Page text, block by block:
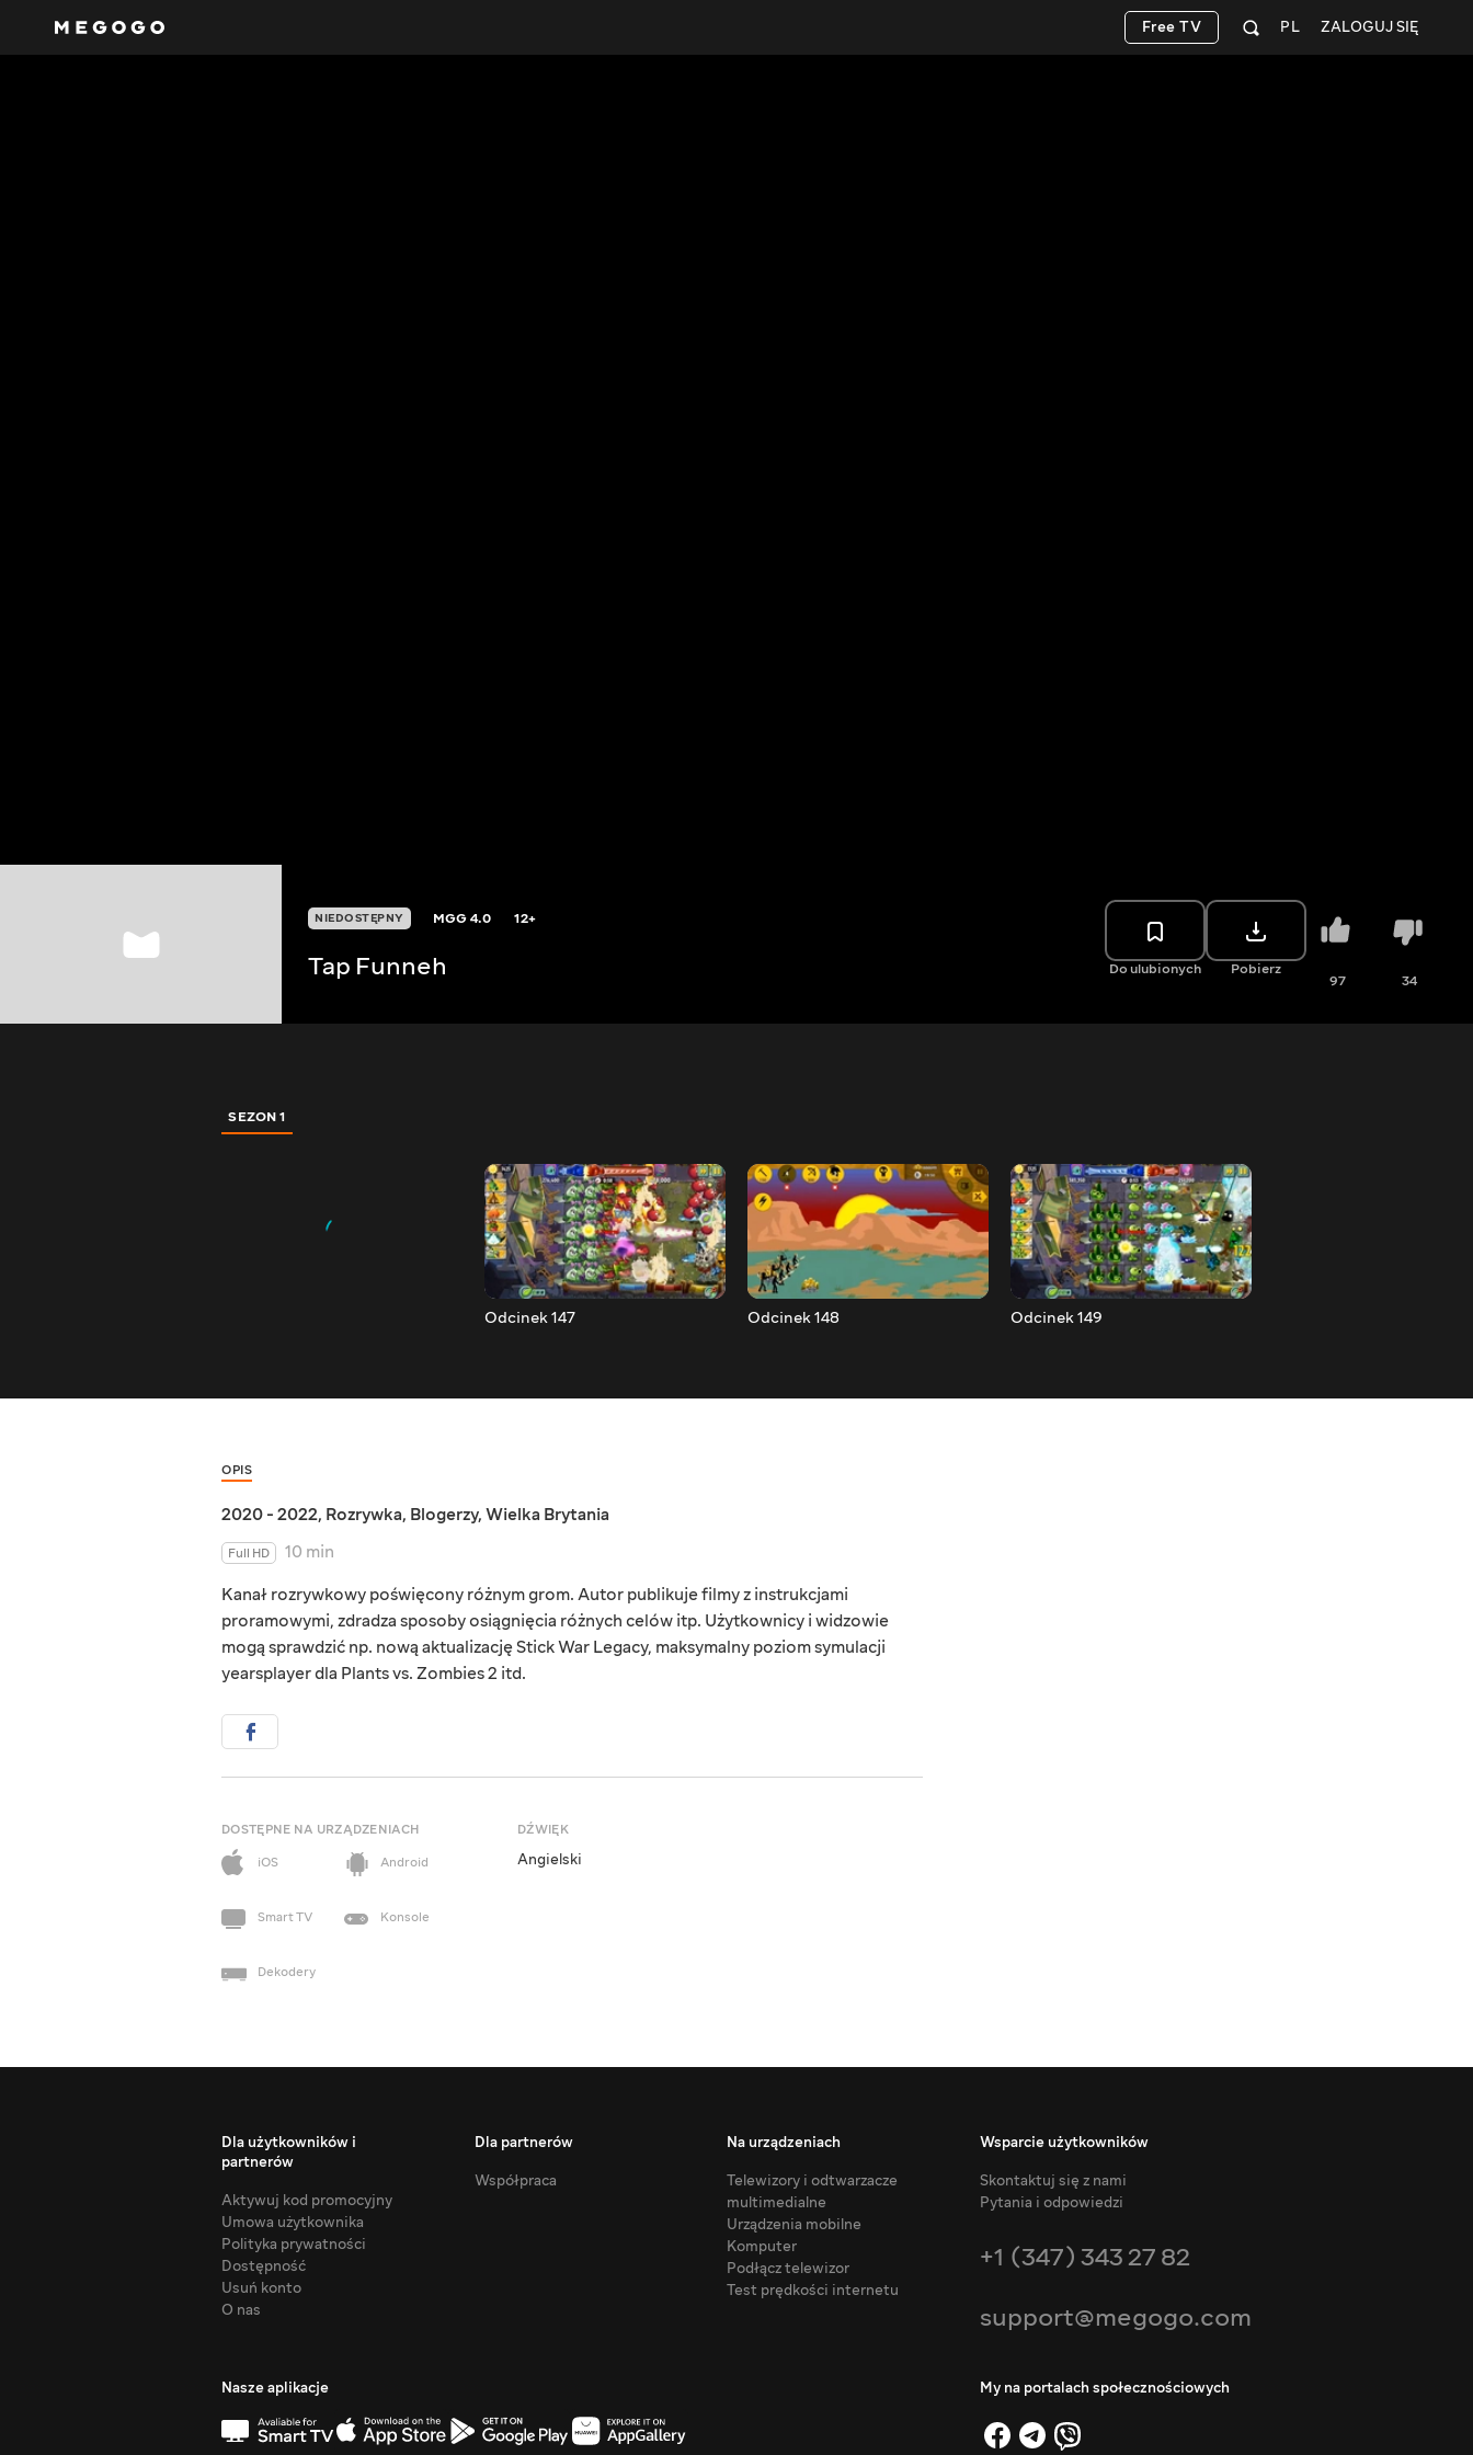
ZALOGUJ SIĘ
PL
Free TV
NIEDOSTĘPNY MGG4.0 12+
Tap Funneh Do ulubionych Pobierz
97 34
SEZON 1
Odcinek 147 Odcinek 148 Odcinek 149
OPIS
2020 - 2022, Rozrywka, Blogerzy, Wielka Brytania
Full HD
10 min
Kanał rozrywkowy poświęcony różnym grom. Autor publikuje filmy z instrukcjami
proramowymi, zdradza sposoby osiągnięcia różnych celów itp. Użytkownicy i widzowie
mogą sprawdzić np. nową aktualizację Stick War Legacy, maksymalny poziom symulacji
yearsplayer dla Plants vs. Zombies 2 itd.
DOSTĘPNE NA URZĄDZENIACH
iOS
Android
Smart TV Konsole
Dekodery
DŹWIĘK
Angielski
Dla użytkowników i
partnerów
Aktywuj kod promocyjny
Umowa użytkownika
Polityka prywatności
Dostępność
Usuń konto
O nas
Dla partnerów
Współpraca
Na urządzeniach
Telewizory i odtwarzacze
multimedialne
Urządzenia mobilne
Komputer
Podłącz telewizor
Test prędkości internetu
Wsparcie użytkowników
Skontaktuj się z nami
Pytania i odpowiedzi
+1 (347) 343 27 82
support@megogo.com
Nasze aplikacje My na portalach społecznościowych